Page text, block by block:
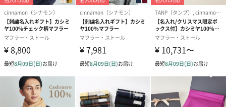
ラストノート：ホワイト ムスク
心地よい安らぎを与えるムスク、ほんのり香るパプアニューギニ
ア産バニラ、わずかにプラスされたベンゾインとトンカビーン
が、クリーミーなサンダルウッドと出会います。
高級カシミヤを贅沢に使った無地マフラー